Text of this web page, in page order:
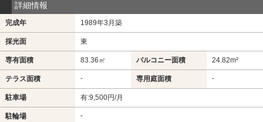
詳細情報
完成年 1989年3月築
採光面 東
専有面積 83.36㎡ バルコニー面積 24.82m²
テラス面積 - 専用庭面積 -
駐車場 有:9,500円/月
駐輪場 -